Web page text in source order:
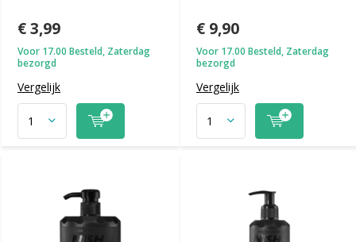
€ 3,99
Voor 17.00 Besteld, Zaterdag
bezorgd
Vergelijk
€ 9,90
Voor 17.00 Besteld, Zaterdag
bezorgd
Vergelijk